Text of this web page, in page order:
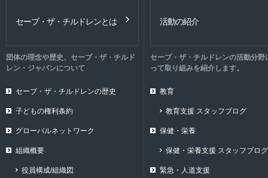
セーブ・ザ・チルドレンとは
団体の理念や歴史、セーブ・ザ・チルド
レン・ジャパンについて
セーブ・ザ・チルドレンの歴史
子どもの権利条約
グローバルネットワーク
組織概要
役員構成/組織図
活動の紹介
セーブ・ザ・チルドレンの活動分野
って取り組みを紹介します。
教育
教育支援 スタッフブログ
保健・栄養
保健・栄養支援 スタッフブログ
緊急・人道支援